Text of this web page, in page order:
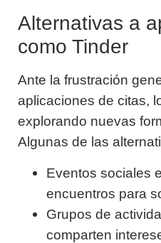
Alternativas a
como Tinder
Ante la frustración
aplicaciones de citas,
explorando nuevas
Algunas de las
Eventos sociales
encuentros para
Grupos de
comparten